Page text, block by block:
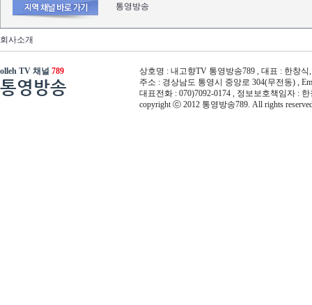
통영방송
회사소개
olleh TV 채널 789
통영방송
상호명 : 내고향TV 통영방송789 , 대표 : 한창식
주소 : 경상남도 통영시 중앙로 304(무전동) ,
대표전화 : 070)7092-0174 , 정보보호책임자 :
copyright ⓒ 2012 통영방송789. All rights